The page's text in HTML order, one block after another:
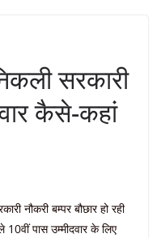
सरकारी
कैसे-कहां
नौकरी बम्पर बौछार हो रही
10वीं पास उम्मीदवार के लिए